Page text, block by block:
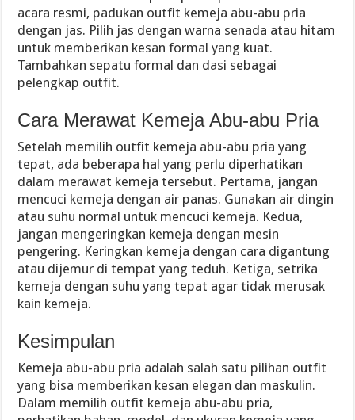
acara resmi, padukan outfit kemeja abu-abu pria
dengan jas. Pilih jas dengan warna senada atau hitam
untuk memberikan kesan formal yang kuat.
Tambahkan sepatu formal dan dasi sebagai
pelengkap outfit.
Cara Merawat Kemeja Abu-abu Pria
Setelah memilih outfit kemeja abu-abu pria yang
tepat, ada beberapa hal yang perlu diperhatikan
dalam merawat kemeja tersebut. Pertama, jangan
mencuci kemeja dengan air panas. Gunakan air dingin
atau suhu normal untuk mencuci kemeja. Kedua,
jangan mengeringkan kemeja dengan mesin
pengering. Keringkan kemeja dengan cara digantung
atau dijemur di tempat yang teduh. Ketiga, setrika
kemeja dengan suhu yang tepat agar tidak merusak
kain kemeja.
Kesimpulan
Kemeja abu-abu pria adalah salah satu pilihan outfit
yang bisa memberikan kesan elegan dan maskulin.
Dalam memilih outfit kemeja abu-abu pria,